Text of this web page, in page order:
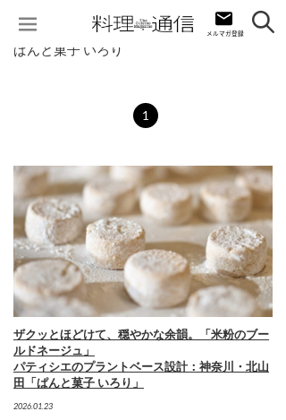
ぱんと菓子 いろり
1
ザクッとほどけて、穏やかな余韻。「米粉のブー
ルドネージュ」
パティシエのプラントベース設計：神奈川・北山
田「ぱんと菓子 いろり」
2026.01.23